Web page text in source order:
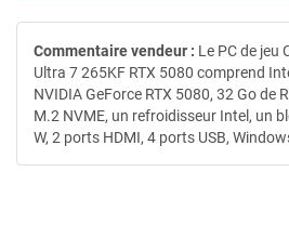
Commentaire vendeur : Le PC de jeu
Ultra 7 265KF RTX 5080 comprend
NVIDIA GeForce RTX 5080, 32 Go de
M.2 NVME, un refroidisseur Intel, un
W, 2 ports HDMI, 4 ports USB,